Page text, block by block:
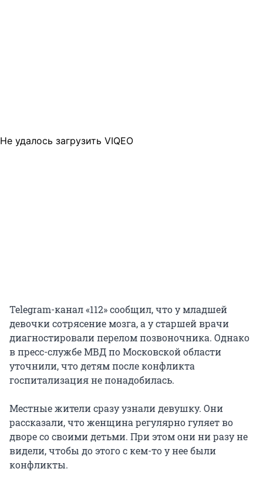
Не удалось загрузить VIQEO
Telegram-канал «112» сообщил, что у младшей
девочки сотрясение мозга, а у старшей врачи
диагностировали перелом позвоночника. Однако
в пресс-службе МВД по Московской области
уточнили, что детям после конфликта
госпитализация не понадобилась.
Местные жители сразу узнали девушку. Они
рассказали, что женщина регулярно гуляет во
дворе со своими детьми. При этом они ни разу не
видели, чтобы до этого с кем-то у нее были
конфликты.